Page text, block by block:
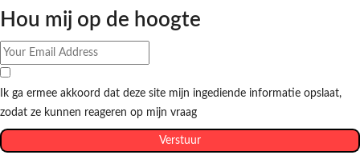
Hou mij op de hoogte
Ik ga ermee akkoord dat deze site mijn ingediende informatie opslaat,
zodat ze kunnen reageren op mijn vraag
Verstuur